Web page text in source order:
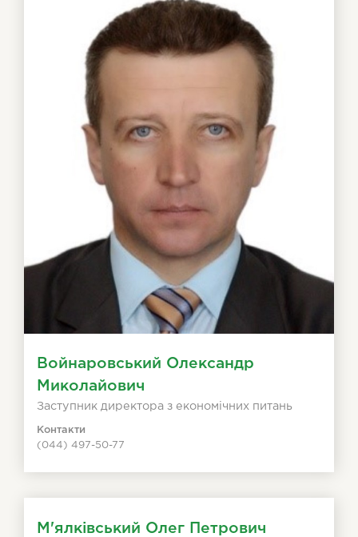
Войнаровський Олександр
Миколайович
Заступник директора з економічних питань
Контакти
(044) 497-50-77
М'ялківський Олег Петрович